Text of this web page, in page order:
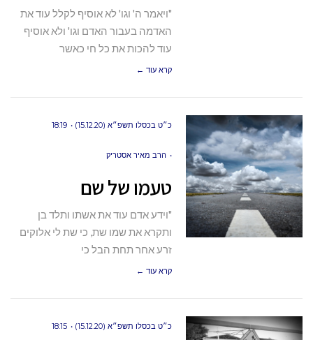
"ויאמר ה' וגו' לא אוסיף לקלל עוד את
האדמה בעבור האדם וגו' ולא אוסיף
עוד להכות את כל חי כאשר
קרא עוד ←
כ״ט בכסלו תשפ״א (15.12.20) 18:19
הרב מאיר אסטריק
טעמו של שם
"וידע אדם עוד את אשתו ותלד בן
ותקרא את שמו שת, כי שת לי אלוקים
זרע אחר תחת הבל כי
קרא עוד ←
כ״ט בכסלו תשפ״א (15.12.20) 18:15